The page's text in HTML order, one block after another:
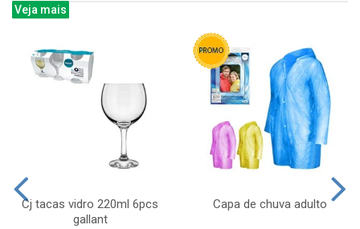
Veja mais
Cj tacas vidro 220ml 6pcs
gallant
Capa de chuva adulto